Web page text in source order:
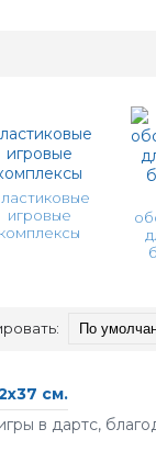
игровые
комплексы
см.
в дартс,